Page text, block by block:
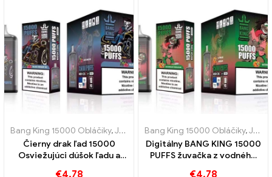
Bang King 15000 Obláčiky,Jednorazové elektronické cigarety Švédsko
Čierny drak ľad 15000
Osviežujúci dúšok ľadu a
€4.78
Bang King 15000 Obláčiky,Jednorazové elektronické cigarety Švédsko
Digitálny BANG KING 15000
PUFFS žuvačka z vodného
€4.78